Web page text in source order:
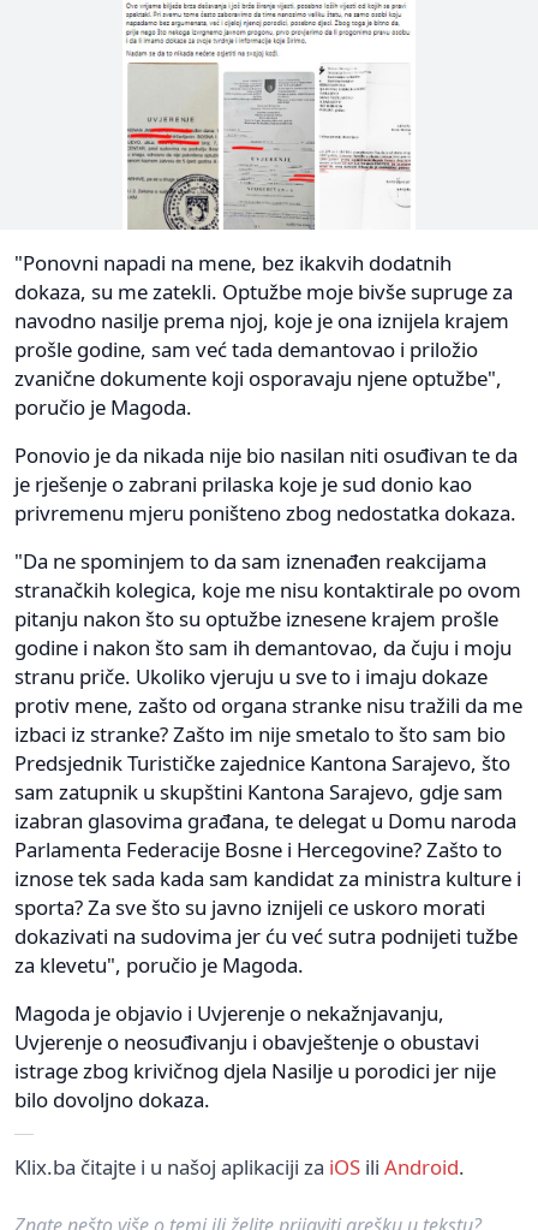
"Ponovni napadi na mene, bez ikakvih dodatnih
dokaza, su me zatekli. Optužbe moje bivše supruge za
navodno nasilje prema njoj, koje je ona iznijela krajem
prošle godine, sam već tada demantovao i priložio
zvanične dokumente koji osporavaju njene optužbe",
poručio je Magoda.
Ponovio je da nikada nije bio nasilan niti osuđivan te da
je rješenje o zabrani prilaska koje je sud donio kao
privremenu mjeru poništeno zbog nedostatka dokaza.
"Da ne spominjem to da sam iznenađen reakcijama
stranačkih kolegica, koje me nisu kontaktirale po ovom
pitanju nakon što su optužbe iznesene krajem prošle
godine i nakon što sam ih demantovao, da čuju i moju
stranu priče. Ukoliko vjeruju u sve to i imaju dokaze
protiv mene, zašto od organa stranke nisu tražili da me
izbaci iz stranke? Zašto im nije smetalo to što sam bio
Predsjednik Turističke zajednice Kantona Sarajevo, što
sam zatupnik u skupštini Kantona Sarajevo, gdje sam
izabran glasovima građana, te delegat u Domu naroda
Parlamenta Federacije Bosne i Hercegovine? Zašto to
iznose tek sada kada sam kandidat za ministra kulture i
sporta? Za sve što su javno iznijeli ce uskoro morati
dokazivati na sudovima jer ću već sutra podnijeti tužbe
za klevetu", poručio je Magoda.
Magoda je objavio i Uvjerenje o nekažnjavanju,
Uvjerenje o neosuđivanju i obavještenje o obustavi
istrage zbog krivičnog djela Nasilje u porodici jer nije
bilo dovoljno dokaza.
Klix.ba čitajte i u našoj aplikaciji za iOS ili Android.